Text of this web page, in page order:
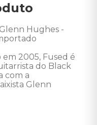
Hughes -
2005, Fused é
do Black
com a
Glenn